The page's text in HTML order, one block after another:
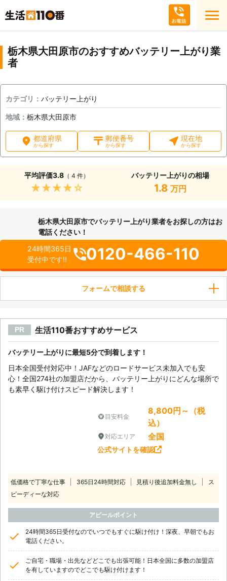
栃木県大田原市のおすすめバッテリー上がり業
者
カテゴリ： バッテリー上がり
地域： 栃木県大田原市
都道府県
から探す
郵便番号
から探す
現在地
から探す
平均評価3.8 （ 4 件）
★★★★★
バッテリー上がりの相場
1.8 万円
栃木県大田原市でバッテリー上がり業者をお探しの方はお
電話ください！
24時間365日
受付中です!!
0120-466-110
フォームで相談する
PR 生活110番おすすめサービス
バッテリー上がりに最短5分で到着します！
日本全国受付対応中！JAFなどのロードサービス未加入でも安
心！全国274社の加盟店だから、バッテリー上がりにどんな場所で
も素早く駆け付けスピード解決します！
目安料金
8,800円～（税
込）
対応エリア 全国
公式サイトを確認
低価格で丁寧な仕事 365日24時間対応 見積り後追加料金無し
ス
ピーディーな対応
アピールポイント
24時間365日受付なのでいつでもすぐに駆け付け！深夜、早朝でもお
電話ください。
ご自宅・職場・出先などどこでも出張可能！日本全国に多数の加盟店
を有していますのでどこでも駆け付けます！